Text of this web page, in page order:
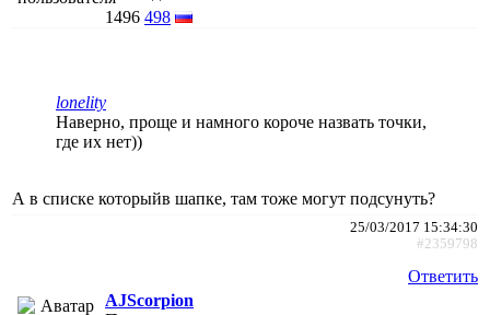
1496 498
lonelity
Наверно, проще и намного короче назвать точки,
где их нет))
А в списке которыйв шапке, там тоже могут подсунуть?
25/03/2017 15:34:30
#2359798
Ответить
AJScorpion